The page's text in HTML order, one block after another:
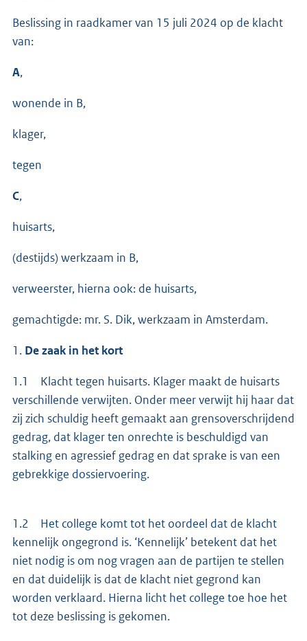
Beslissing in raadkamer van 15 juli 2024 op de klacht
van:
A,
wonende in B,
klager,
tegen
C,
huisarts,
(destijds) werkzaam in B,
verweerster, hierna ook: de huisarts,
gemachtigde: mr. S. Dik, werkzaam in Amsterdam.
1. De zaak in het kort
1.1 Klacht tegen huisarts. Klager maakt de huisarts
verschillende verwijten. Onder meer verwijt hij haar dat
zij zich schuldig heeft gemaakt aan grensoverschrijdend
gedrag, dat klager ten onrechte is beschuldigd van
stalking en agressief gedrag en dat sprake is van een
gebrekkige dossiervoering.
1.2 Het college komt tot het oordeel dat de klacht
kennelijk ongegrond is. ‘Kennelijk’ betekent dat het
niet nodig is om nog vragen aan de partijen te stellen
en dat duidelijk is dat de klacht niet gegrond kan
worden verklaard. Hierna licht het college toe hoe het
tot deze beslissing is gekomen.